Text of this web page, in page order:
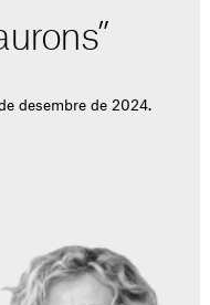
desembre de 2024.